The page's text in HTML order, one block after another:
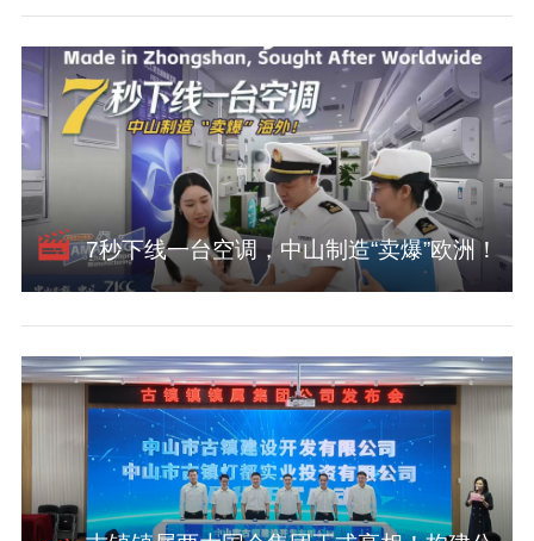
7秒下线一台空调，中山制造“卖爆”欧洲！